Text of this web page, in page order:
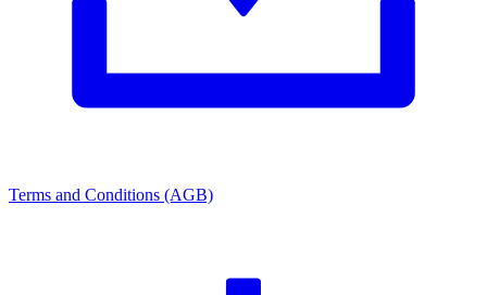
Terms and Conditions (AGB)